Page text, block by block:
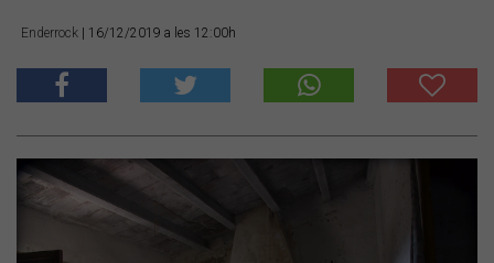
Enderrock | 16/12/2019 a les 12:00h